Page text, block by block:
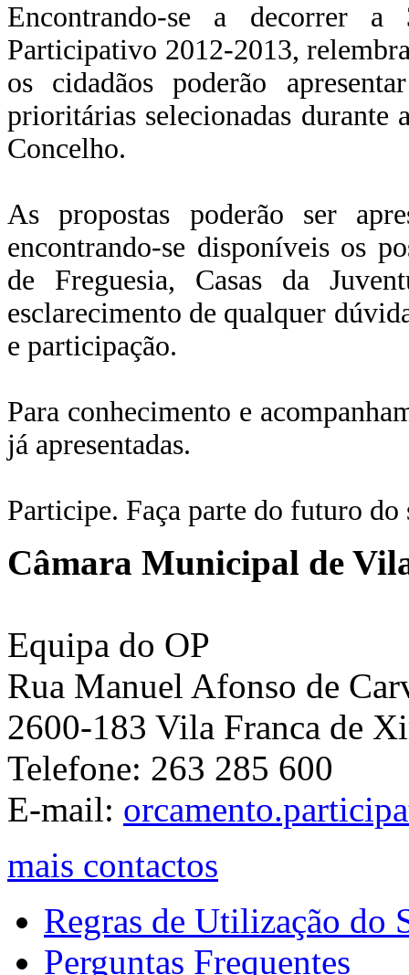
Encontrando-se a decorrer
Participativo 2012-2013,
os cidadãos poderão
prioritárias selecionadas durante
Concelho.
As propostas poderão ser
encontrando-se disponíveis os
de Freguesia, Casas da
esclarecimento de qualquer
e participação.
Para conhecimento e
já apresentadas.
Participe. Faça parte do futuro do
Câmara Municipal de
Equipa do OP
Rua Manuel Afonso de
2600-183 Vila Franca de
Telefone: 263 285 600
E-mail:
mais contactos
Regras de Utilização do
Perguntas Frequentes